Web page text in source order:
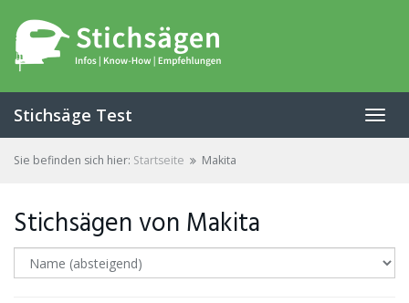
main
content
Stichsäge Test
Sie befinden sich hier: Startseite Makita
Stichsägen von Makita